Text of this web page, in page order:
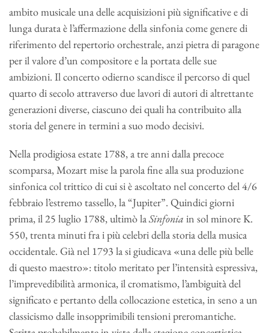
ambito musicale una delle acquisizioni più significative e di
lunga durata è l’affermazione della sinfonia come genere di
riferimento del repertorio orchestrale, anzi pietra di paragone
per il valore d’un compositore e la portata delle sue
ambizioni. Il concerto odierno scandisce il percorso di quel
quarto di secolo attraverso due lavori di autori di altrettante
generazioni diverse, ciascuno dei quali ha contribuito alla
storia del genere in termini a suo modo decisivi.
Nella prodigiosa estate 1788, a tre anni dalla precoce
scomparsa, Mozart mise la parola fine alla sua produzione
sinfonica col trittico di cui si è ascoltato nel concerto del 4/6
febbraio l’estremo tassello, la “Jupiter”. Quindici giorni
prima, il 25 luglio 1788, ultimò laSinfonia in sol minore K.
550, trenta minuti fra i più celebri della storia della musica
occidentale. Già nel 1793 la si giudicava «una delle più belle
di questo maestro»: titolo meritato per l’intensità espressiva,
l’imprevedibilità armonica, il cromatismo, l’ambiguità del
significato e pertanto della collocazione estetica, in seno a un
classicismo dalle insopprimibili tensioni preromantiche.